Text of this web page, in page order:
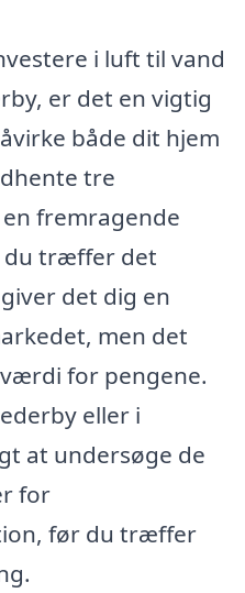
i luft til vand
er det en vigtig
både dit hjem
tre
fremragende
du træffer det
det dig en
men det
for pengene.
eller i
at undersøge de
for
før du træffer